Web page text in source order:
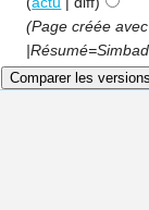
(Page créée